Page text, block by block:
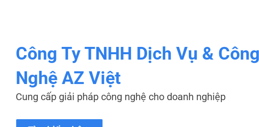
Công Ty TNHH Dịch Vụ & Công
Nghệ AZ Việt
Cung cấp giải pháp công nghệ cho doanh nghiệp